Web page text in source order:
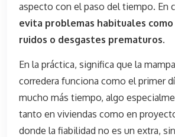
aspecto con el paso del tiempo. En
evita problemas habituales
ruidos o desgastes prematuros.
En la práctica, significa que la
corredera funciona como el primer
mucho más tiempo, algo
tanto en viviendas como en
donde la fiabilidad no es un extra,